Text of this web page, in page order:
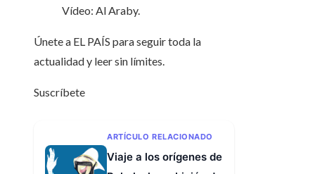
Vídeo: Al Araby.
Únete a EL PAÍS para seguir toda la
actualidad y leer sin límites.
Suscríbete
ARTÍCULO RELACIONADO
Viaje a los orígenes de